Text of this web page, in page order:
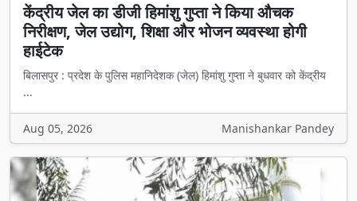
केंद्रीय जेल का डीजी हिमांशु गुप्ता ने किया औचक
निरीक्षण, जेल उद्योग, शिक्षा और भोजन व्यवस्था होगी
हाईटेक
बिलासपुर : प्रदेश के पुलिस महानिदेशक (जेल) हिमांशु गुप्ता ने बुधवार को केंद्रीय
...
Aug 05, 2026 Manishankar Pandey